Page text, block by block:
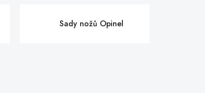
Sady nožů Opinel